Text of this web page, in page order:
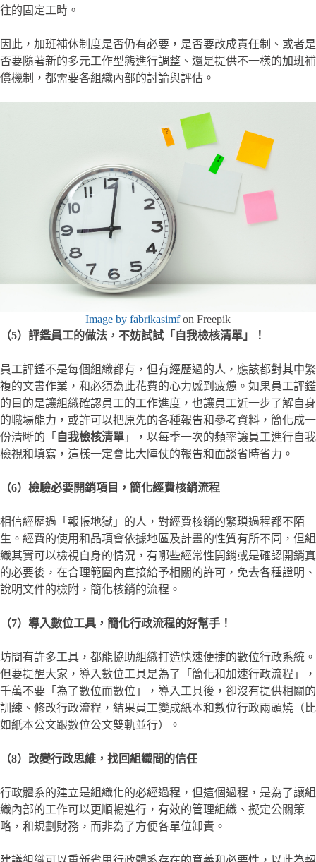
往的固定工時。
因此，加班補休制度是否仍有必要，是否要改成責任制、或者是
否要隨著新的多元工作型態進行調整、還是提供不一樣的加班補
償機制，都需要各組織內部的討論與評估。
Image by fabrikasimfon Freepik
（5）評鑑員工的做法，不妨試試「自我檢核清單」！
員工評鑑不是每個組織都有，但有經歷過的人，應該都對其中繁
複的文書作業，和必須為此花費的心力感到疲憊。如果員工評鑑
的目的是讓組織確認員工的工作進度，也讓員工近一步了解自身
的職場能力，或許可以把原先的各種報告和參考資料，簡化成一
份清晰的「 自我檢核清單 」，以每季一次的頻率讓員工進行自我
檢視和填寫，這樣一定會比大陣仗的報告和面談省時省力。
（6）檢驗必要開銷項目，簡化經費核銷流程
相信經歷過「報帳地獄」的人，對經費核銷的繁瑣過程都不陌
生。經費的使用和品項會依據地區及計畫的性質有所不同，但組
織其實可以檢視自身的情況，有哪些經常性開銷或是確認開銷真
的必要後，在合理範圍內直接給予相關的許可，免去各種證明、
說明文件的檢附，簡化核銷的流程。
（7）導入數位工具，簡化行政流程的好幫手！
坊間有許多工具，都能協助組織打造快速便捷的數位行政系統。
但要提醒大家，導入數位工具是為了「簡化和加速行政流程」，
千萬不要「為了數位而數位」，導入工具後，卻沒有提供相關的
訓練、修改行政流程，結果員工變成紙本和數位行政兩頭燒（比
如紙本公文跟數位公文雙軌並行）。
（8）改變行政思維，找回組織間的信任
行政體系的建立是組織化的必經過程，但這個過程，是為了讓組
織內部的工作可以更順暢進行，有效的管理組織、擬定公關策
略，和規劃財務，而非為了方便各單位卸責。